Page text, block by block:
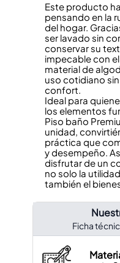
Este producto
pensando en la
del hogar.
ser lavado sin
conservar su
impecable con
material de
uso cotidiano
confort.
Ideal para
los elementos
Piso baño
unidad,
práctica que
y desempeño.
disfrutar de un
no solo la
también el
Ficha